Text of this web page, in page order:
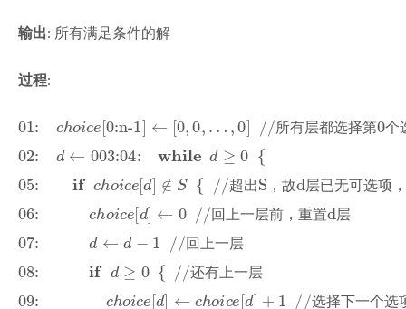
输出: 所有满足条件的解
过程:
所 层 都 选 择 第
01: choic e[0:n-1] ← [0 , 0, … ,0] //所有层都选
01: o c [0:n-1] ← [0 ,0 0]//所有层都选择第0
02: d ← 0
02: ← 03:
03:04: while d ≥ 0
04: whiled 0{
超 出 ， 故 层 已 无 选项
05: if choice d] ∉ S { //超出S，故d层已
05: ho e d ∉ S //超出S，故d层已无可选项
回上 层 前 ， 重 置 层
06: choice d] ← 0 //回上一 层前，重
06: e[ ] ← 0//回上一层前，重置d层
回 上 层
07: d ← d − 1 //回上
07: −1//回上一层
还 有上 层
08: if d ≥ 0 { //还有上
08: {//还有上一层
选 择 选
09: choi ce d] ← choi e[ d +1 //选择
09: ] ← h o c d + //选择下一个选项